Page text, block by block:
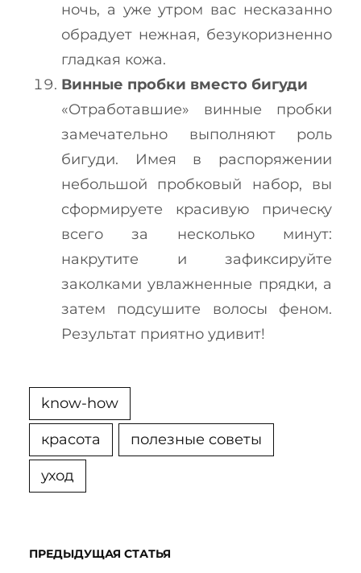
ночь, а уже утром вас несказанно
обрадует нежная, безукоризненно
гладкая кожа.
Винные пробки вместо бигуди
«Отработавшие» винные пробки
замечательно выполняют роль
бигуди. Имея в распоряжении
небольшой пробковый набор, вы
сформируете красивую прическу
всего за несколько минут:
накрутите и зафиксируйте
заколками увлажненные прядки, а
затем подсушите волосы феном.
Результат приятно удивит!
know-how
красота полезные советы
уход
ПРЕДЫДУЩАЯ СТАТЬЯ